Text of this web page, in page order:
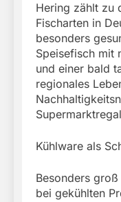
Hering zählt zu
Fischarten in
besonders
Speisefisch mit
und einer bald
regionales
Kühlware als
Besonders
bei gekühlten